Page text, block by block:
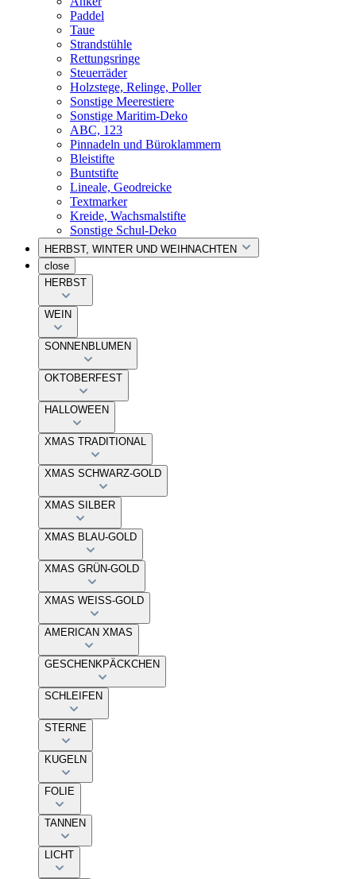
Paddel
Taue
Strandstühle
Rettungsringe
Steuerräder
Holzstege, Relinge, Poller
Sonstige Meerestiere
Sonstige Maritim-Deko
ABC, 123
Pinnadeln und Büroklammern
Bleistifte
Buntstifte
Lineale, Geodreicke
Textmarker
Kreide, Wachsmalstifte
Sonstige Schul-Deko
HERBST, WINTER UND WEIHNACHTEN
close
HERBST
WEIN
SONNENBLUMEN
OKTOBERFEST
HALLOWEEN
XMAS TRADITIONAL
XMAS SCHWARZ-GOLD
XMAS SILBER
XMAS BLAU-GOLD
XMAS GRÜN-GOLD
XMAS WEISS-GOLD
AMERICAN XMAS
GESCHENKPÄCKCHEN
SCHLEIFEN
STERNE
KUGELN
FOLIE
TANNEN
LICHT